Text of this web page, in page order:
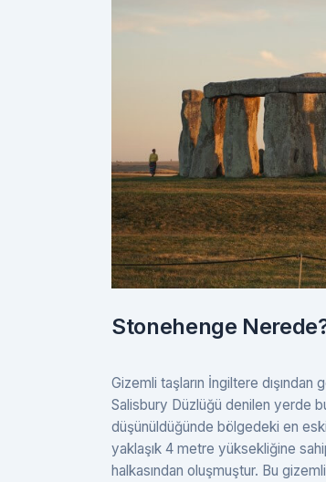
Stonehenge
Gizemli taşların İngiltere
Salisbury Düzlüğü denilen yerde
düşünüldüğünde bölgedeki en
yaklaşık 4 metre yüksekliğine
halkasından oluşmuştur. Bu